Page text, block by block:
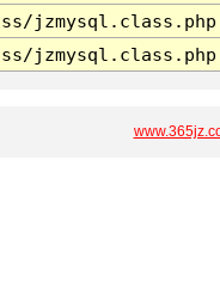
jzmysql.class.php
jzmysql.class.php